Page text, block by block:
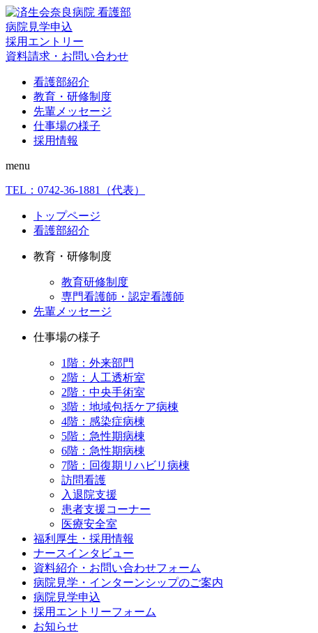
病院見学申込
採用エントリー
資料請求・お問い合わせ
看護部紹介
教育・研修制度
先輩メッセージ
仕事場の様子
採用情報
menu
TEL： 0742-36-1881 （代表）
トップページ
看護部紹介
教育・研修制度
教育研修制度
専門看護師・認定看護師
先輩メッセージ
仕事場の様子
1階：外来部門
2階：人工透析室
2階：中央手術室
3階：地域包括ケア病棟
4階：感染症病棟
5階：急性期病棟
6階：急性期病棟
7階：回復期リハビリ病棟
訪問看護
入退院支援
患者支援コーナー
医療安全室
福利厚生・採用情報
ナースインタビュー
資料紹介・お問い合わせフォーム
病院見学・インターンシップのご案内
病院見学申込
採用エントリーフォーム
お知らせ